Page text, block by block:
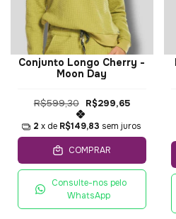
Conjunto Longo Cherry -
Moon Day
R$599,30 R$299,65
2 x de R$149,83 sem juros
COMPRAR
Consulte-nos pelo
WhatsApp